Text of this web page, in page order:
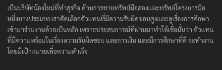
เป็นบริษัทน้องใหม่ที่ทำธุรกิจ ด้านการขายทรัพย์มือสองและทรัพย์โครงการมือ
หนึ่งบางประเภท เราคัดเลือกตัวแทนที่มีความรับผิดชอบสูงและดูเรื่องการศึกษา
เข้ามาร่วมงานด้วยเป็นหลัก เพราะประสบการณ์ที่ผ่านมาทำให้เชื่อมั่นว่า ตัวแทน
ที่มีความพร้อมในเรื่องความรับผิดชอบ และการเงิน และมีการศึกษาที่ดี จะทำงาน
โดยมีเป้าหมายเพื่อความสำเร็จ